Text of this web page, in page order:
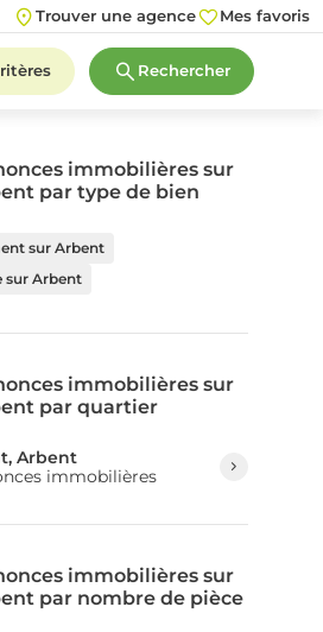
Trouver une agence Mes favoris
Rechercher
immobilières sur
par type de bien
sur Arbent
sur Arbent
immobilières sur
par quartier
Arbent
immobilières
immobilières sur
par nombre de pièce